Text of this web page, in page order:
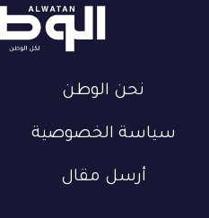
نحن الوطن
سياسة الخصوصية
أرسل مقال